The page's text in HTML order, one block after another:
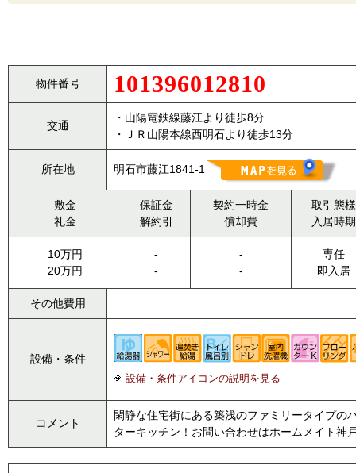
物件番号 101396012810
交通
・山陽電鉄線藤江より徒歩8分
・ＪＲ山陽本線西明石より徒歩13分
所在地 明石市藤江1841-1
敷金
礼金
保証金
解約引
契約一時金
償却費
取引態様
入居時期
10万円
20万円
-
-
-
-
専任
即入居
その他費用
設備・条件
設備・条件アイコンの説明を見る
コメント
閑静な住宅街にある築浅のファミリータイプの
ターキッチン！お問い合わせはホームメイト